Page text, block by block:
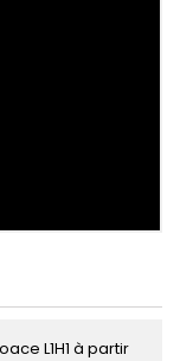
L1H1 à partir